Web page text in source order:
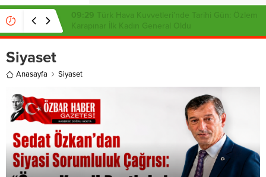
dini
chat
08:21Çerçeve Yasa Teklifinde İlk İmza Devlet
Bahçeli’den
Siyaset
Anasayfa Siyaset